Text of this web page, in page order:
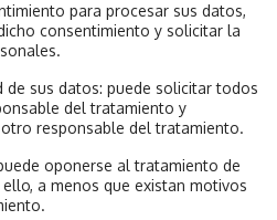
para procesar sus datos,
consentimiento y solicitar la
de sus datos: puede solicitar todos
del tratamiento y
responsable del tratamiento.
oponerse al tratamiento de
a menos que existan motivos